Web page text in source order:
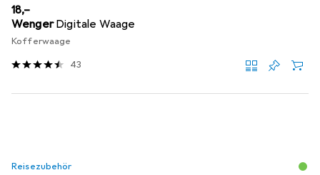
EUR
18,–
Wenger Digitale Waage
Kofferwaage
43
Reisezubehör